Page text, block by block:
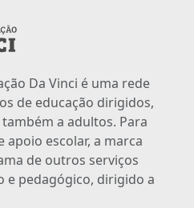
Da Vinci é uma rede
de educação dirigidos,
a adultos. Para
apoio escolar, a marca
de outros serviços
e pedagógico, dirigido a